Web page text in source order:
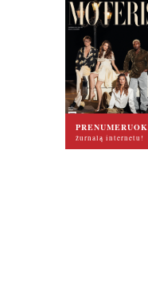
PRENUMERUOK
žurnalą internetu!